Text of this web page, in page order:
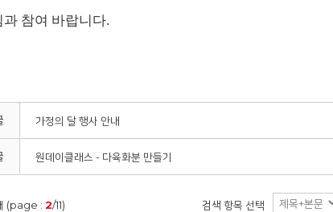
과 참여 바랍니다.
가정의 달 행사 안내
원데이클래스 - 다육화분 만들기
(page : 2/11) 검색 항목 선택